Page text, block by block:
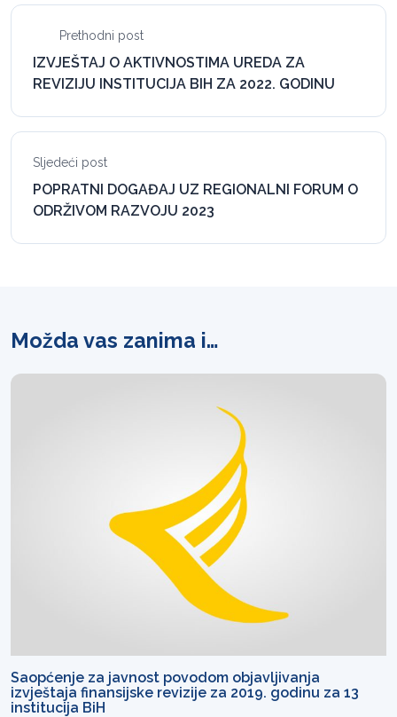
Prethodni post
IZVJEŠTAJ O AKTIVNOSTIMA UREDA ZA
REVIZIJU INSTITUCIJA BIH ZA 2022. GODINU
Sljedeći post
POPRATNI DOGAĐAJ UZ REGIONALNI FORUM O
ODRŽIVOM RAZVOJU 2023
Možda vas zanima i…
Saopćenje za javnost povodom objavljivanja
izvještaja finansijske revizije za 2019. godinu za 13
institucija BiH